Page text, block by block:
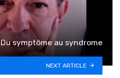
Du symptôme au syndrome
NEXT ARTICLE